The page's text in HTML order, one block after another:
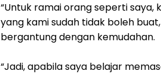
“Untuk ramai orang seperti
yang kami sudah tidak boleh
bergantung dengan kemudahan.
“Jadi, apabila saya belajar